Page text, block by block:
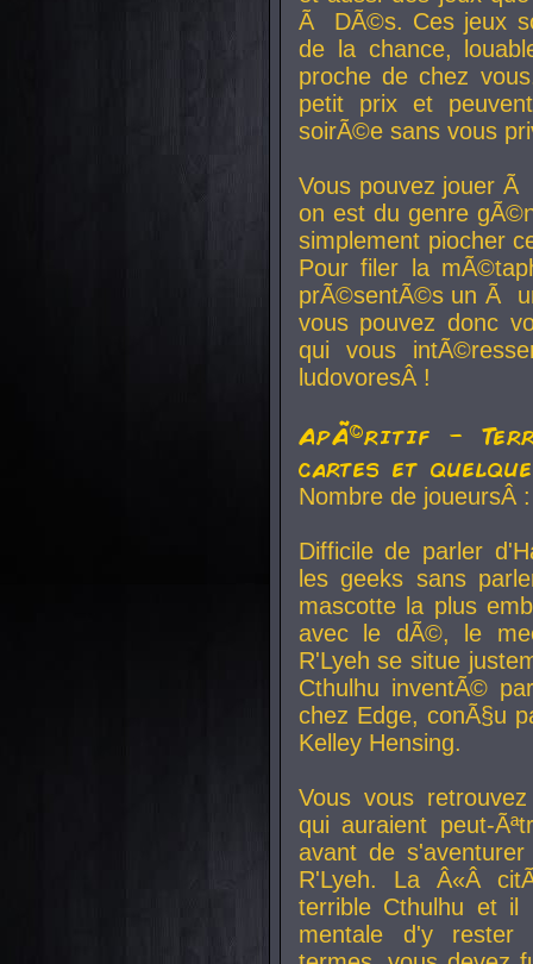
Ã DÃ©s. Ces jeux
de la chance,
proche de chez
petit prix et
soirÃ©e sans vous
Vous pouvez jouer
on est du genre
simplement piocher
Pour filer la
prÃ©sentÃ©s un Ã
vous pouvez donc
qui vous
ludovoresÂ !
ApÃ©ritif -
cartes et
Nombre de
Difficile de parler
les geeks sans
mascotte la plus
avec le dÃ©, le
R'Lyeh se situe
Cthulhu inventÃ©
chez Edge, conÃ§u
Kelley Hensing.
Vous vous
qui auraient peut-
avant de
R'Lyeh. La Â«Â
terrible Cthulhu et
mentale d'y rester